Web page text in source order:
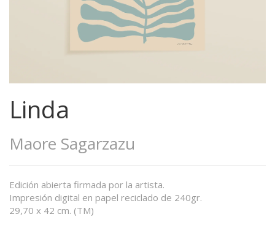
Linda
Maore Sagarzazu
Edición abierta firmada por la artista.
Impresión digital en papel reciclado de 240gr.
29,70 x 42 cm. (TM)